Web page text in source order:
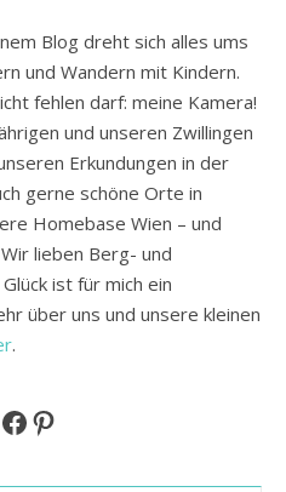
Blog dreht sich alles ums
und Wandern mit Kindern.
fehlen darf: meine Kamera!
und unseren Zwillingen
Erkundungen in der
gerne schöne Orte in
Homebase Wien – und
lieben Berg- und
ist für mich ein
über uns und unsere kleinen
.
Facebook
Pinterest